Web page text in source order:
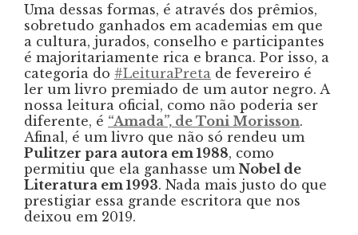
Uma dessas formas, é através dos prêmios,
sobretudo ganhados em academias em que
a cultura, jurados, conselho e participantes
é majoritariamente rica e branca. Por isso, a
categoria do #LeituraPreta de fevereiro é
ler um livro premiado de um autor negro. A
nossa leitura oficial, como não poderia ser
diferente, é “Amada”, de Toni Morisson.
Afinal, é um livro que não só rendeu um
Pulitzer para autora em 1988, como
permitiu que ela ganhasse um Nobel de
Literatura em 1993. Nada mais justo do que
prestigiar essa grande escritora que nos
deixou em 2019.